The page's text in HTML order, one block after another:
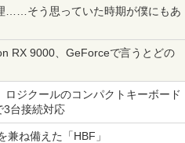
……そう思っていた時期が僕にもあ
RX 9000、GeForceで言うとどの
ロジクールのコンパクトキーボード
3台接続対応
兼ね備えた「HBF」